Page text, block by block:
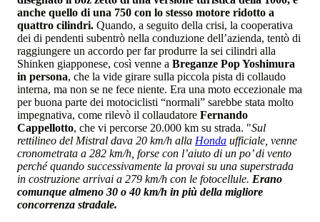
anche quello di una 750 con lo stesso motore ridotto a
quattro cilindri. Quando, a seguito della crisi, la cooperativa
dei di pendenti subentrò nella conduzione dell’azienda, tentò di
raggiungere un accordo per far produrre la sei cilindri alla
Shinken giapponese, così venne a Breganze Pop Yoshimura
in persona, che la vide girare sulla piccola pista di collaudo
interna, ma non se ne fece niente. Era una moto eccezionale ma
per buona parte dei motociclisti “normali” sarebbe stata molto
impegnativa, come rilevò il collaudatore Fernando
Cappellotto, che vi percorse 20.000 km su strada. "Sul
rettilineo del Mistral dava 20 km/h alla Honda ufficiale, venne
cronometrata a 282 km/h, forse con l’aiuto di un po’ di vento
perché quando successivamente la provai su una superstrada
in costruzione arrivai a 279 km/h con le fotocellule. Erano
comunque almeno 30 o 40 km/h in più della migliore
concorrenza stradale.